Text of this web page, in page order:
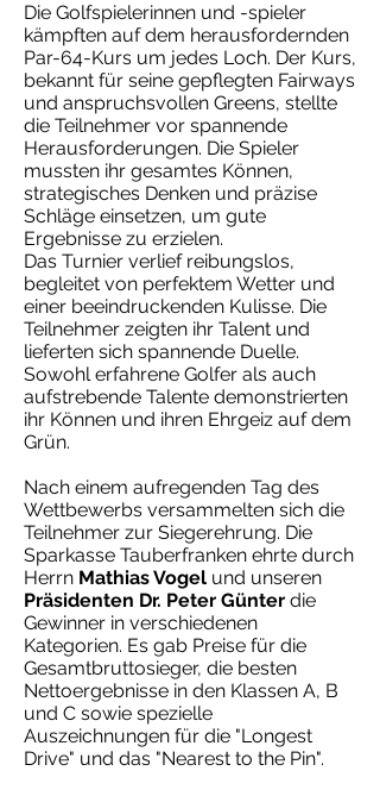
Die Golfspielerinnen und -spieler
kämpften auf dem herausfordernden
Par-64-Kurs um jedes Loch. Der Kurs,
bekannt für seine gepflegten Fairways
und anspruchsvollen Greens, stellte
die Teilnehmer vor spannende
Herausforderungen. Die Spieler
mussten ihr gesamtes Können,
strategisches Denken und präzise
Schläge einsetzen, um gute
Ergebnisse zu erzielen.
Das Turnier verlief reibungslos,
begleitet von perfektem Wetter und
einer beeindruckenden Kulisse. Die
Teilnehmer zeigten ihr Talent und
lieferten sich spannende Duelle.
Sowohl erfahrene Golfer als auch
aufstrebende Talente demonstrierten
ihr Können und ihren Ehrgeiz auf dem
Grün.
Nach einem aufregenden Tag des
Wettbewerbs versammelten sich die
Teilnehmer zur Siegerehrung. Die
Sparkasse Tauberfranken ehrte durch
Herrn Mathias Vogel und unseren
Präsidenten Dr. Peter Günter die
Gewinner in verschiedenen
Kategorien. Es gab Preise für die
Gesamtbruttosieger, die besten
Nettoergebnisse in den Klassen A, B
und C sowie spezielle
Auszeichnungen für die "Longest
Drive" und das "Nearest to the Pin".